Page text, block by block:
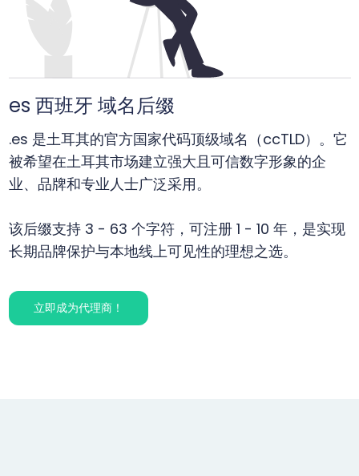
es 西班牙 域名后缀
.es 是土耳其的官方国家代码顶级域名（ccTLD）。它
被希望在土耳其市场建立强大且可信数字形象的企
业、品牌和专业人士广泛采用。
该后缀支持 3 - 63 个字符，可注册 1 - 10 年，是实现
长期品牌保护与本地线上可见性的理想之选。
立即成为代理商！